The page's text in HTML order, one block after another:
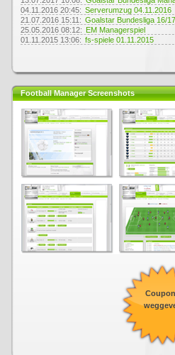
04.11.2016 20:45: Serverumzug 04.11.2016
21.07.2016 15:11: Goalstar Bundesliga 16/17
25.05.2016 08:12: EM Managerspiel
01.11.2015 13:06: fs-spiele 01.11.2015
Football Manager Screenshots